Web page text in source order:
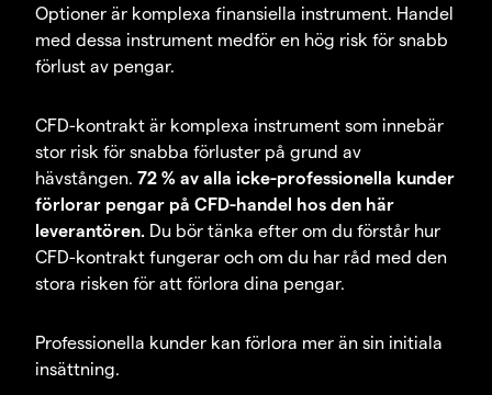
Optioner är komplexa finansiella instrument. Handel
med dessa instrument medför en hög risk för snabb
förlust av pengar.
CFD-kontrakt är komplexa instrument som innebär
stor risk för snabba förluster på grund av
hävstången. 72 % av alla icke-professionella kunder
förlorar pengar på CFD-handel hos den här
leverantören. Du bör tänka efter om du förstår hur
CFD-kontrakt fungerar och om du har råd med den
stora risken för att förlora dina pengar.
Professionella kunder kan förlora mer än sin initiala
insättning.